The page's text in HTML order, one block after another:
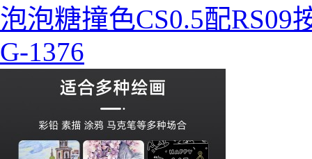
泡泡糖撞色CS0.5配RS09
G-1376